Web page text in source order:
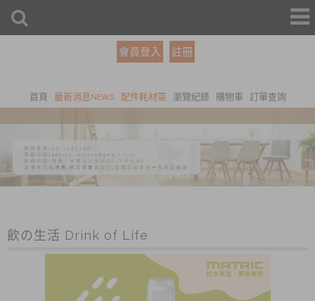
會員登入 註冊
首頁 最新消息NEWS 配件耗材區 瀏覽紀錄 購物車 訂單查詢
飲の生活 Drink of Life